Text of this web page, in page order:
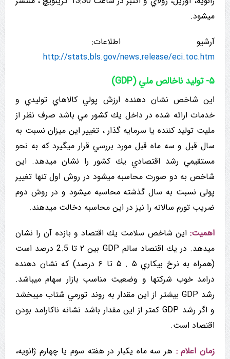
میشود.
آرشیو اطلاعات:
http://stats.bls.gov/news.release/eci.toc.htm
۵- تولید ناخالص ملي (GDP)
این شاخص نشان دهنده ارزش پولي كالاهاي توليدي و
خدمات ارائه شده در داخل يك كشور مي باشد صرف نظر از
ملیت تولید کننده یا سرمایه گذار ، تغییر این میزان نسبت به
سال قبل و سه ماه قبل مورد بررسي قرار میگیرد که به نحو
مستقيمي رشد اقتصادي يك كشور را نشان میدهد. این
شاخص به دو صورت محاسبه میشود در روش اول تنها تغییر
پولی نسبت به سال گذشته محاسبه میشود و در روش دوم
ضریب تورم سالانه را نیز در این محاسبه دخالت میدهند.
اهمیت: این شاخص سلامت يك اقتصاد و بازده آن را نشان
میدهد. در يك اقتصاد سالم GDP بین ۲ تا 2.5 درصد است
(همراه به نرخ بيکاري ۵ . ۵ تا ۶ درصد) که نشان دهنده
درامد خوب شركتها و وضعیت مناسب بازار سهام ميباشد.
رشد GDP بیشتر از این مقدار به روند تورمي شتاب میبخشد
و اگر رشد GDP کمتر از این مقدار باشد نشانه ناکارامد بودن
اقتصاد است.
زمان اعلام : هر سه ماه يكبار در هفته سوم یا چهارم ژانویه،